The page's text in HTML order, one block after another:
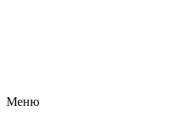
Меню